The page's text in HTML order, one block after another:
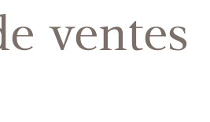
ventes